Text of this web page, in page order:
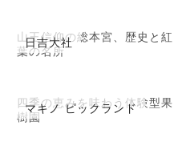
日吉大社
山王信仰の総本宮、歴史と紅
葉の名所
マキノ ピックランド
四季の恵みを味わう体験型果
樹園